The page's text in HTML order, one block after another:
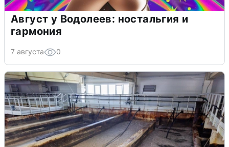
Август у Водолеев: ностальгия и
гармония
7 августа 0